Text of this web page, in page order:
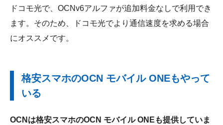
ドコモ光で、OCNv6アルファが追加料金なしで利用でき
ます。そのため、ドコモ光でより通信速度を求める場合
にオススメです。
格安スマホのOCN モバイル ONEもやって
いる
OCNは格安スマホのOCN モバイル ONEも提供していま